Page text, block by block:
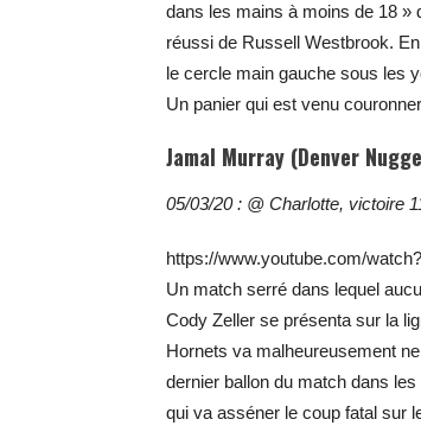
dans les mains à moins de 18 »
réussi de Russell Westbrook.
le cercle main gauche sous les
Un panier qui est venu
Jamal Murray (Denver
05/03/20 : @ Charlotte, victoire
https://www.youtube.com/
Un match serré dans lequel
Cody Zeller se présenta sur la
Hornets va malheureusement
dernier ballon du match dans
qui va asséner le coup fatal sur